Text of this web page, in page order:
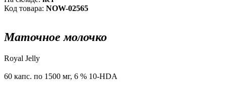
Код товара: NOW-02565
Маточное молочко
Royal Jelly
60 капс. по 1500 мг, 6 % 10-HDA